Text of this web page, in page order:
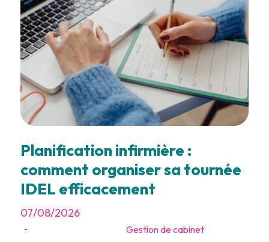
Planification infirmière :
comment organiser sa tournée
IDEL efficacement
07/08/2026
- Gestion de cabinet